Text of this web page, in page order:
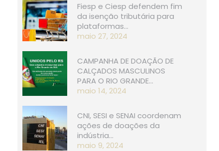
Fiesp e Ciesp defendem fim
da isenção tributária para
plataformas…
maio 27, 2024
CAMPANHA DE DOAÇÃO DE
CALÇADOS MASCULINOS
PARA O RIO GRANDE…
maio 14, 2024
CNI, SESI e SENAI coordenam
ações de doações da
indústria…
maio 9, 2024